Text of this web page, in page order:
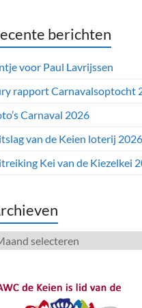
berichten
voor Paul Lavrijssen
rapport Carnavalsoptocht
Carnaval 2026
van de Keien loterij
Kei van de Kiezelkei